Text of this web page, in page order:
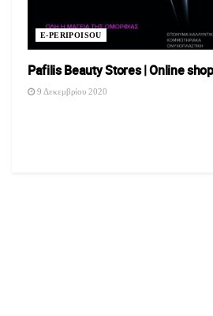
E-PERIPOISOU
Pafilis Beauty Stores | Οnline
9 Δεκεμβρίου 2020